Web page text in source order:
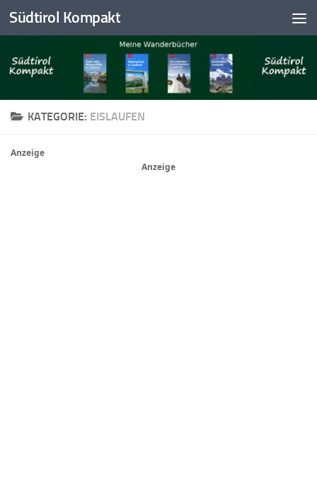
Skip to content
Südtirol Kompakt
KATEGORIE: EISLAUFEN
Anzeige
Anzeige